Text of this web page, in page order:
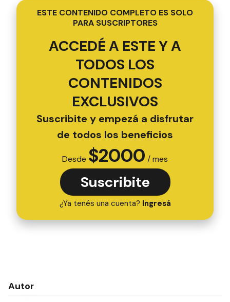
ESTE CONTENIDO COMPLETO ES SOLO
PARA SUSCRIPTORES
ACCEDÉ A ESTE Y A
TODOS LOS
CONTENIDOS
EXCLUSIVOS
Suscribite y empezá a disfrutar
de todos los beneficios
Desde $2000 / mes
Suscribite
¿Ya tenés una cuenta? Ingresá
Autor